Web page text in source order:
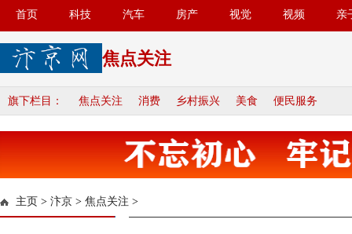
首页 科技 汽车 房产 视觉 视频 亲
焦点关注
旗下栏目： 焦点关注 消费 乡村振兴 美食 便民服务
主页 > 汴京 > 焦点关注 >